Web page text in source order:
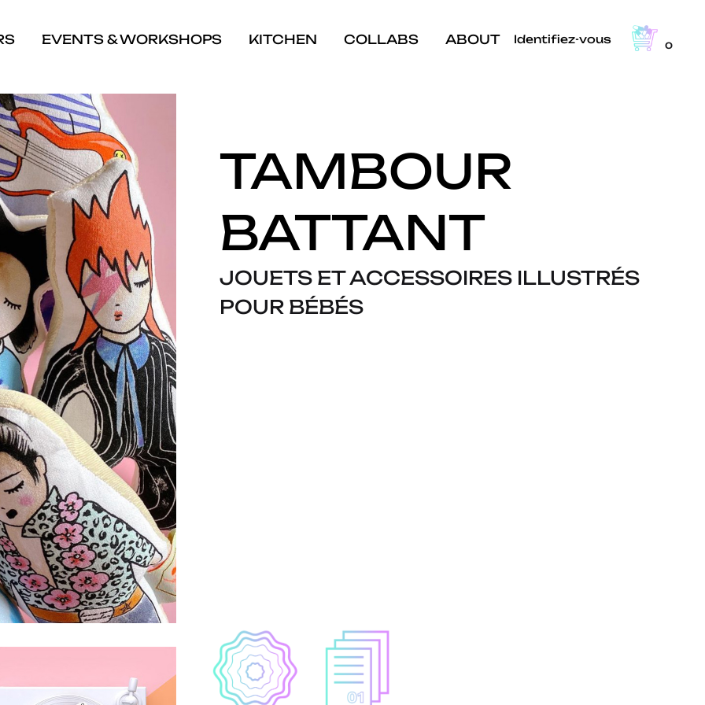
EVENTS & WORKSHOPS KITCHEN COLLABS ABOUT Identifiez-vous 0
TAMBOUR
BATTANT
JOUETS ET ACCESSOIRES ILLUSTRÉS
POUR BÉBÉS